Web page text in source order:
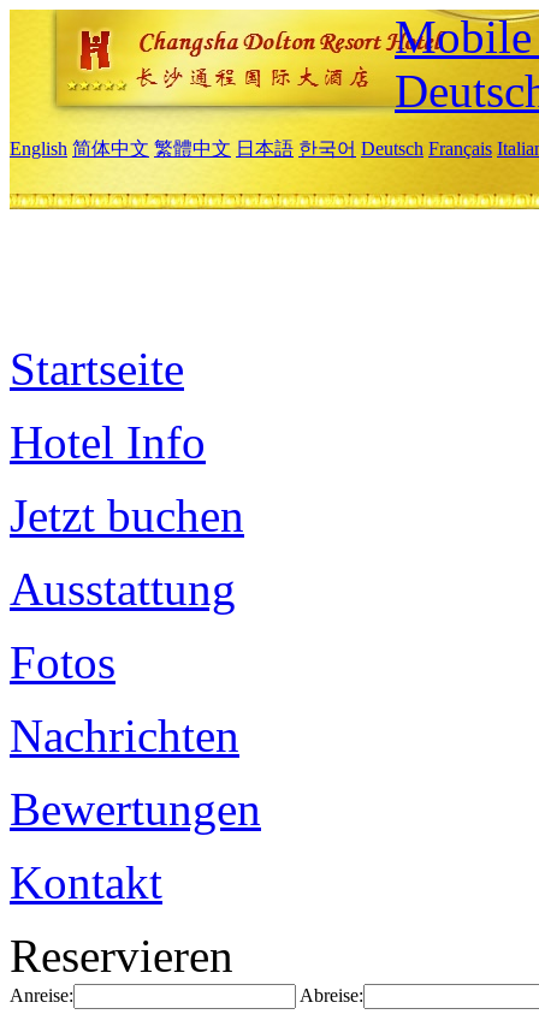
Mobile
English 简体中文 繁體中文 日本語 한국어 Deutsch Français
Startseite
Hotel Info
Jetzt buchen
Ausstattung
Fotos
Nachrichten
Bewertungen
Kontakt
Reservieren
Anreise: Abreise: